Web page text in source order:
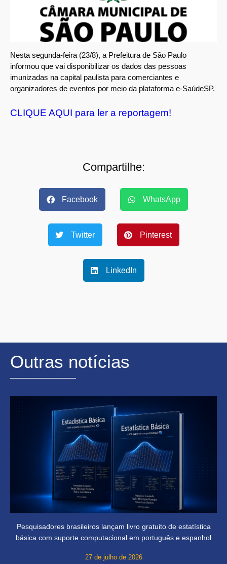
Nesta segunda-feira (23/8), a Prefeitura de São Paulo
informou que vai disponibilizar os dados das pessoas
imunizadas na capital paulista para comerciantes e
organizadores de eventos por meio da plataforma e-SaúdeSP.
CLIQUE AQUI para ler a reportagem!
Compartilhe:
Facebook WhatsApp
Twitter Pinterest
LinkedIn
Outras notícias
Pesquisadores brasileiros lançam livro gratuito de estatística
básica com suporte computacional em português e espanhol
27 de julho de 2026